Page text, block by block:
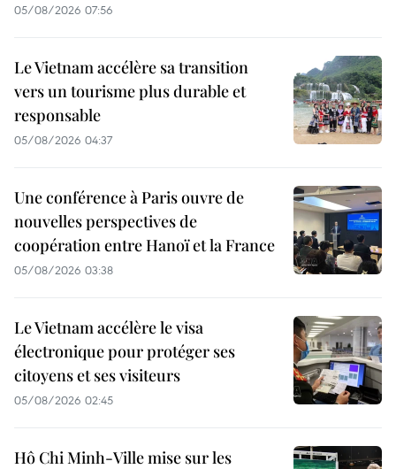
05/08/2026 07:56
Le Vietnam accélère sa transition
vers un tourisme plus durable et
responsable
05/08/2026 04:37
Une conférence à Paris ouvre de
nouvelles perspectives de
coopération entre Hanoï et la France
05/08/2026 03:38
Le Vietnam accélère le visa
électronique pour protéger ses
citoyens et ses visiteurs
05/08/2026 02:45
Hô Chi Minh-Ville mise sur les